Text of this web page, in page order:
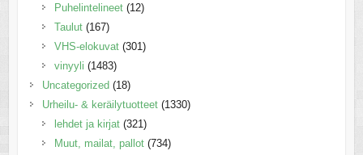
Puhelintelineet (12)
Taulut (167)
VHS-elokuvat (301)
vinyyli (1483)
Uncategorized (18)
Urheilu- & keräilytuotteet (1330)
lehdet ja kirjat (321)
Muut, mailat, pallot (734)